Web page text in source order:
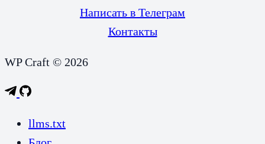
Написать в Телеграм
Контакты
WP Craft © 2026
llms.txt